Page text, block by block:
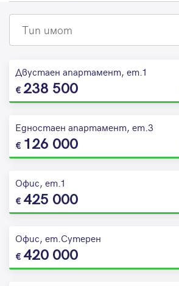
Тип имот
Двустаен апартамент, ет.1
238 500
Едностаен апартамент, ет.3
126 000
Офис, ет.1
425 000
Офис, ет.Сутерен
420 000